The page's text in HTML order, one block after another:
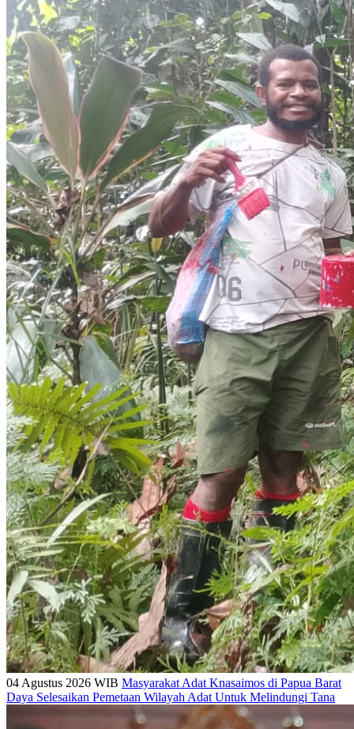
04 Agustus 2026 WIB Masyarakat Adat Knasaimos di Papua Barat
Daya Selesaikan Pemetaan Wilayah Adat Untuk Melindungi Tana